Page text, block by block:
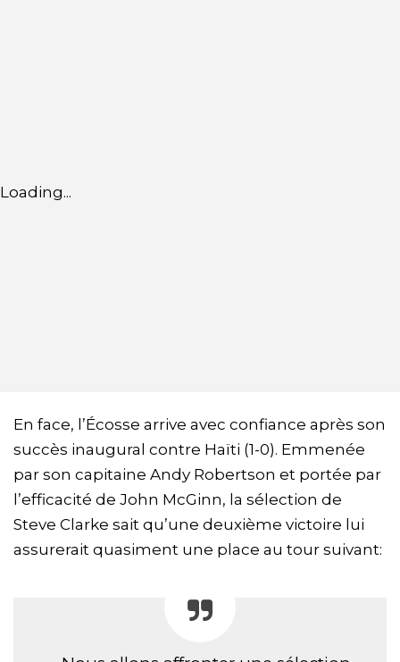
Loading...
En face, l’Écosse arrive avec confiance après son
succès inaugural contre Haïti (1-0). Emmenée
par son capitaine Andy Robertson et portée par
l’efficacité de John McGinn, la sélection de
Steve Clarke sait qu’une deuxième victoire lui
assurerait quasiment une place au tour suivant: